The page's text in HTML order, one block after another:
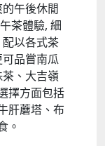
午後休閒
茶體驗, 細
以各式茶
品嘗南瓜
、大吉嶺
擇方面包括
肝蘑塔、布
。